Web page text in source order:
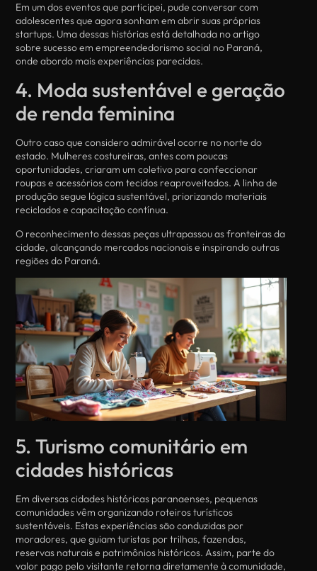
Em um dos eventos que participei, pude conversar com
adolescentes que agora sonham em abrir suas próprias
startups. Uma dessas histórias está detalhada no artigo
sobre sucesso em empreendedorismo social no Paraná,
onde abordo mais experiências parecidas.
4. Moda sustentável e geração
de renda feminina
Outro caso que considero admirável ocorre no norte do
estado. Mulheres costureiras, antes com poucas
oportunidades, criaram um coletivo para confeccionar
roupas e acessórios com tecidos reaproveitados. A linha de
produção segue lógica sustentável, priorizando materiais
reciclados e capacitação contínua.
O reconhecimento dessas peças ultrapassou as fronteiras da
cidade, alcançando mercados nacionais e inspirando outras
regiões do Paraná.
5. Turismo comunitário em
cidades históricas
Em diversas cidades históricas paranaenses, pequenas
comunidades vêm organizando roteiros turísticos
sustentáveis. Estas experiências são conduzidas por
moradores, que guiam turistas por trilhas, fazendas,
reservas naturais e patrimônios históricos. Assim, parte do
valor pago pelo visitante retorna diretamente à comunidade,